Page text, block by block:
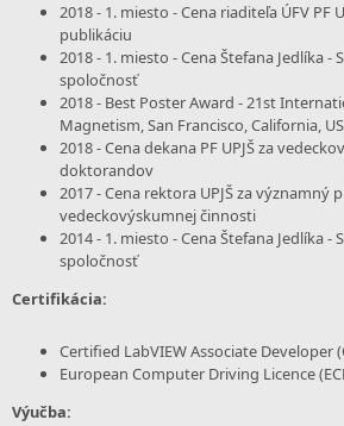
2018 - 1. miesto - Cena riaditeľa ÚFV PF
publikáciu
2018 - 1. miesto - Cena Štefana Jedlíka -
spoločnosť
2018 - Best Poster Award - 21st
Magnetism, San Francisco, California,
2018 - Cena dekana PF UPJŠ za
doktorandov
2017 - Cena rektora UPJŠ za
vedeckovýskumnej činnosti
2014 - 1. miesto - Cena Štefana Jedlíka -
spoločnosť
Certifikácia:
Certified LabVIEW Associate Developer
European Computer Driving Licence
Výučba: